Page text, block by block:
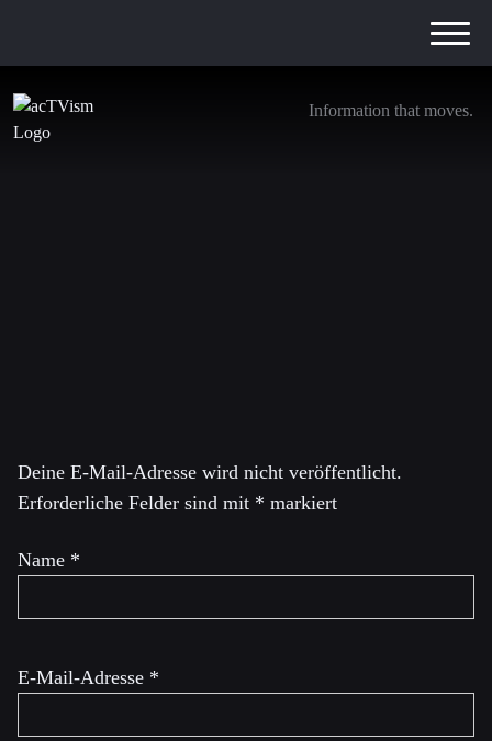
Information that moves.
Why Africa is actuatlly a Credit Nation –
Deine E-Mail-Adresse wird nicht veröffentlicht.
Erforderliche Felder sind mit * markiert
Name *
E-Mail-Adresse *